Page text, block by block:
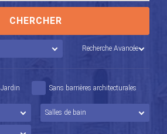
Recherche Avancée
CHERCHER
Jardin Sans barrières architecturales